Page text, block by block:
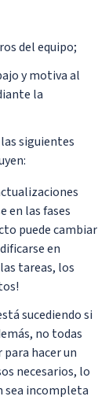
del equipo;
y motiva al
la
siguientes
en las fases
puede cambiar
en
tareas, los
sucediendo si
no todas
hacer un
necesarios, lo
sea incompleta